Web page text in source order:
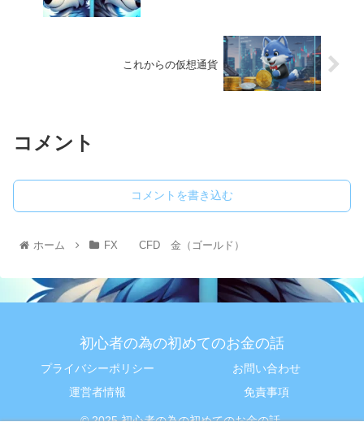
これからの仮想通貨
コメント
コメントを書き込む
ホーム FX CFD 金（ゴールド）
初心者の為の初めてのお金の話
プライバシーポリシー
お問い合わせ
運営者情報
免責事項